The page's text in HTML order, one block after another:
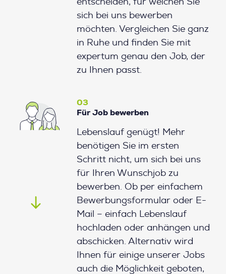
entscheiden, für welchen Sie
sich bei uns bewerben
möchten. Vergleichen Sie ganz
in Ruhe und finden Sie mit
expertum genau den Job, der
zu Ihnen passt.
03
Für Job bewerben
Lebenslauf genügt! Mehr
benötigen Sie im ersten
Schritt nicht, um sich bei uns
für Ihren Wunschjob zu
bewerben. Ob per einfachem
Bewerbungsformular oder E-
Mail – einfach Lebenslauf
hochladen oder anhängen und
abschicken. Alternativ wird
Ihnen für einige unserer Jobs
auch die Möglichkeit geboten,